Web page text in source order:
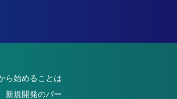
ら始めることは
新規開発のパー